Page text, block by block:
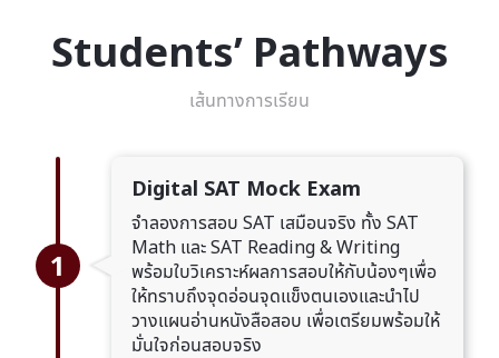
Students’ Pathways
เส้นทางการเรียน
1
Digital SAT Mock Exam
จำลองการสอบ SAT เสมือนจริง ทั้ง SAT
Math และ SAT Reading & Writing
พร้อมใบวิเคราะห์ผลการสอบให้กับน้องๆเพื่อ
ให้ทราบถึงจุดอ่อนจุดแข็งตนเองและนำไป
วางแผนอ่านหนังสือสอบ เพื่อเตรียมพร้อมให้
มั่นใจก่อนสอบจริง